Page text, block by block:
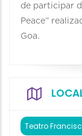
de participar
Peace”
Goa.
Teatro